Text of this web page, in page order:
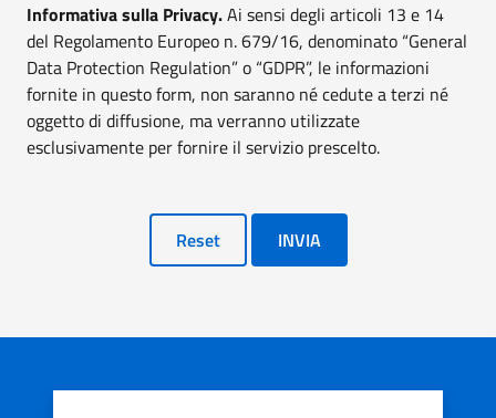
Informativa sulla Privacy.Ai sensi degli articoli 13 e 14
del Regolamento Europeo n. 679/16, denominato “General
Data Protection Regulation” o “GDPR”, le informazioni
fornite in questo form, non saranno né cedute a terzi né
oggetto di diffusione, ma verranno utilizzate
esclusivamente per fornire il servizio prescelto.
Reset INVIA